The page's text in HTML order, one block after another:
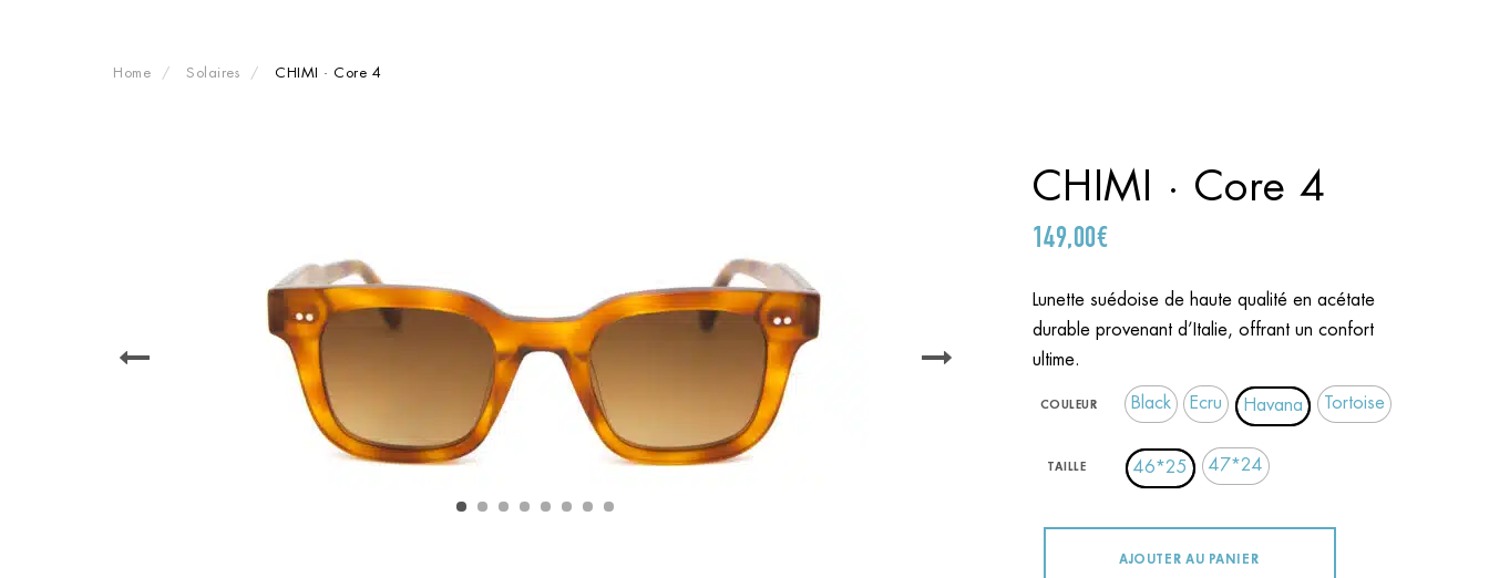
Home Solaires CHIMI · Core 4
CHIMI · Core 4
149,00€
Lunette suédoise de haute qualité en acétate
durable provenant d’Italie, offrant un confort
ultime.
COULEUR Black Ecru Havana Tortoise
TAILLE 46*25 47*24
AJOUTER AU PANIER